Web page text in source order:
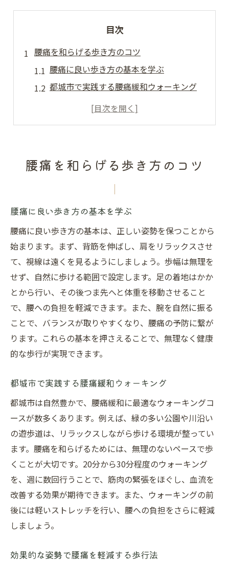
目次
腰痛を和らげる歩き方のコツ
腰痛に良い歩き方の基本を学ぶ
都城市で実践する腰痛緩和ウォーキング
効果的な姿勢で腰痛を軽減する歩行法
腰痛対策に効果的なウォーキング法
腰に負担をかけないウォーキングのコツ
腰痛を防ぐためのウォーキング習慣
都城市でのウォーキングコースの選び方
腰痛に効くウォーキングの実践ガイド
健康を保つための正しいウォーキング法
腰痛でも続けられるウォーキング
腰痛でも無理なく続けるウォーキング
腰に優しいウォーキングの続け方
腰痛の緩和に役立つウォーキング習慣
腰痛に配慮したウォーキングのポイント
都城市で実践する腰痛対策ウォーキング
腰痛改善のための歩き方指南
腰痛改善に役立つ歩き方のポイント
正しい歩行で腰痛を改善する方法
都城市でのウォーキングによる腰痛改善
腰に負担をかけない歩き方を学ぶ
専門家のアドバイスで腰痛改善の歩き方
腰痛を和らげる歩き方のコツ
腰痛に良い歩き方の基本を学ぶ
腰痛に良い歩き方の基本は、正しい姿勢を保つことから
始まります。まず、背筋を伸ばし、肩をリラックスさせ
て、視線は遠くを見るようにしましょう。歩幅は無理を
せず、自然に歩ける範囲で設定します。足の着地はかか
とから行い、その後つま先へと体重を移動させること
で、腰への負担を軽減できます。また、腕を自然に振る
ことで、バランスが取りやすくなり、腰痛の予防に繋が
ります。これらの基本を押さえることで、無理なく健康
的な歩行が実現できます。
都城市で実践する腰痛緩和ウォーキング
都城市は自然豊かで、腰痛緩和に最適なウォーキングコ
ースが数多くあります。例えば、緑の多い公園や川沿い
の遊歩道は、リラックスしながら歩ける環境が整ってい
ます。腰痛を和らげるためには、無理のないペースで歩
くことが大切です。20分から30分程度のウォーキング
を、週に数回行うことで、筋肉の緊張をほぐし、血流を
改善する効果が期待できます。また、ウォーキングの前
後には軽いストレッチを行い、腰への負担をさらに軽減
しましょう。
効果的な姿勢で腰痛を軽減する歩行法